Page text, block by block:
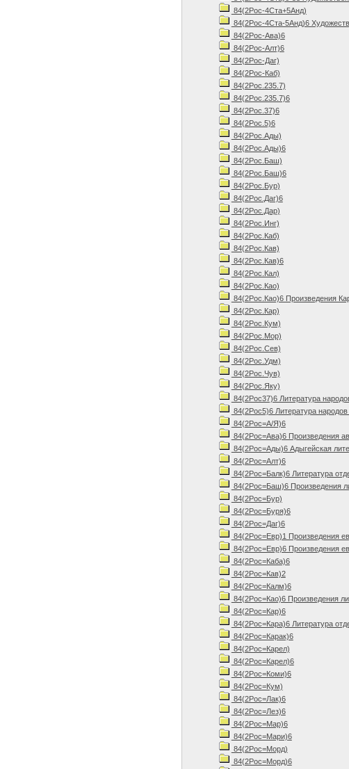
84(2Рос-4Ста+5Анд)
84(2Рос-4Ста-5Анд)6
84(2Рос-Ава)6
84(2Рос-Алт)6
84(2Рос-Даг)
84(2Рос-Каб)
84(2Рос.235.7)
84(2Рос.235.7)6
84(2Рос.37)6
84(2Рос.5)6
84(2Рос.Ады)
84(2Рос.Ады)6
84(2Рос.Баш)
84(2Рос.Баш)6
84(2Рос.Бур)
84(2Рос.Даг)6
84(2Рос.Дар)
84(2Рос.Инг)
84(2Рос.Каб)
84(2Рос.Кав)
84(2Рос.Кав)6
84(2Рос.Кал)
84(2Рос.Као)
84(2Рос.Као)6 Произведения
84(2Рос.Кар)
84(2Рос.Кум)
84(2Рос.Мор)
84(2Рос.Сев)
84(2Рос.Удм)
84(2Рос.Чув)
84(2Рос.Яку)
84(2Рос37)6 Литература
84(2Рос5)6 Литература
84(2Рос=А/Я)6
84(2Рос=Ава)6 Произведения
84(2Рос=Ады)6 Адыгейская
84(2Рос=Алт)6
84(2Рос=Балк)6 Литература
84(2Рос=Баш)6 Произведения
84(2Рос=Бур)
84(2Рос=Буря)6
84(2Рос=Даг)6
84(2Рос=Евр)1 Произведения
84(2Рос=Евр)6 Произведения
84(2Рос=Каба)6
84(2Рос=Кав)2
84(2Рос=Калм)6
84(2Рос=Као)6 Произведения
84(2Рос=Кар)6
84(2Рос=Кара)6 Литература
84(2Рос=Карак)6
84(2Рос=Карел)
84(2Рос=Карел)6
84(2Рос=Коми)6
84(2Рос=Кум)
84(2Рос=Лак)6
84(2Рос=Лез)6
84(2Рос=Мар)6
84(2Рос=Мари)6
84(2Рос=Морд)
84(2Рос=Морд)6